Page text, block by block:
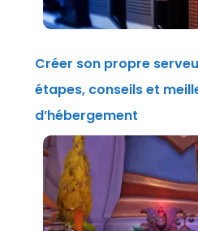
Créer son propre
étapes, conseils et
d’hébergement